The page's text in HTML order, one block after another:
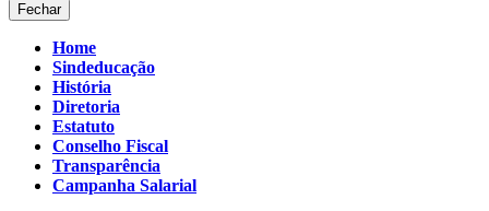
Fechar
Home
Sindeducação
História
Diretoria
Estatuto
Conselho Fiscal
Transparência
Campanha Salarial